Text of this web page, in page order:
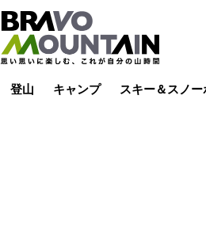
登山 キャンプ スキー＆スノー